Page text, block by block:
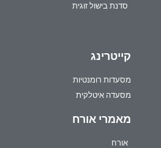
סדנת בישול זוגית
קייטרינג
מסעדות רומנטיות
מסעדה איטלקית
מאמרי אורח
אורח